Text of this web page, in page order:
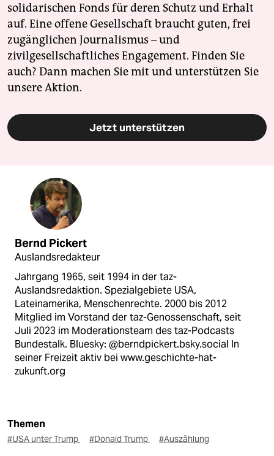
solidarischen Fonds für deren Schutz und Erhalt
auf. Eine offene Gesellschaft braucht guten, frei
zugänglichen Journalismus – und
zivilgesellschaftliches Engagement. Finden Sie
auch? Dann machen Sie mit und unterstützen Sie
unsere Aktion.
Jetzt unterstützen
Bernd Pickert
Auslandsredakteur
Jahrgang 1965, seit 1994 in der taz-
Auslandsredaktion. Spezialgebiete USA,
Lateinamerika, Menschenrechte. 2000 bis 2012
Mitglied im Vorstand der taz-Genossenschaft, seit
Juli 2023 im Moderationsteam des taz-Podcasts
Bundestalk. Bluesky: @berndpickert.bsky.social In
seiner Freizeit aktiv bei www.geschichte-hat-
zukunft.org
Themen
#USA unter Trump #Donald Trump #Auszählung